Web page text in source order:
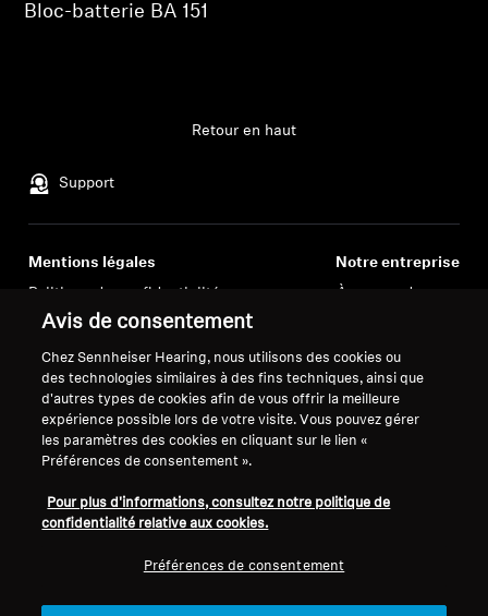
Sound Space
Bloc-batterie BA 151
Support
Retour en haut
Mentions légales
Politique de confidentialité
générale
ligne aux consommateurs
Politique de divulgation
coordonnée des vulnérabilités
Notre entreprise
À propos de nous
Salle de presse
Ambassadeurs de la
marque Sennheiser
Mentions légales Paramètres des cookies
© 2026 Sonova Consumer Hearing GmbH
Avis de consentement
Chez Sennheiser Hearing, nous utilisons des cookies ou
des technologies similaires à des fins techniques, ainsi que
d'autres types de cookies afin de vous offrir la meilleure
expérience possible lors de votre visite. Vous pouvez gérer
les paramètres des cookies en cliquant sur le lien «
Préférences de consentement ».
Pour plus d'informations, consultez notre politique de
confidentialité relative aux cookies.
Préférences de consentement